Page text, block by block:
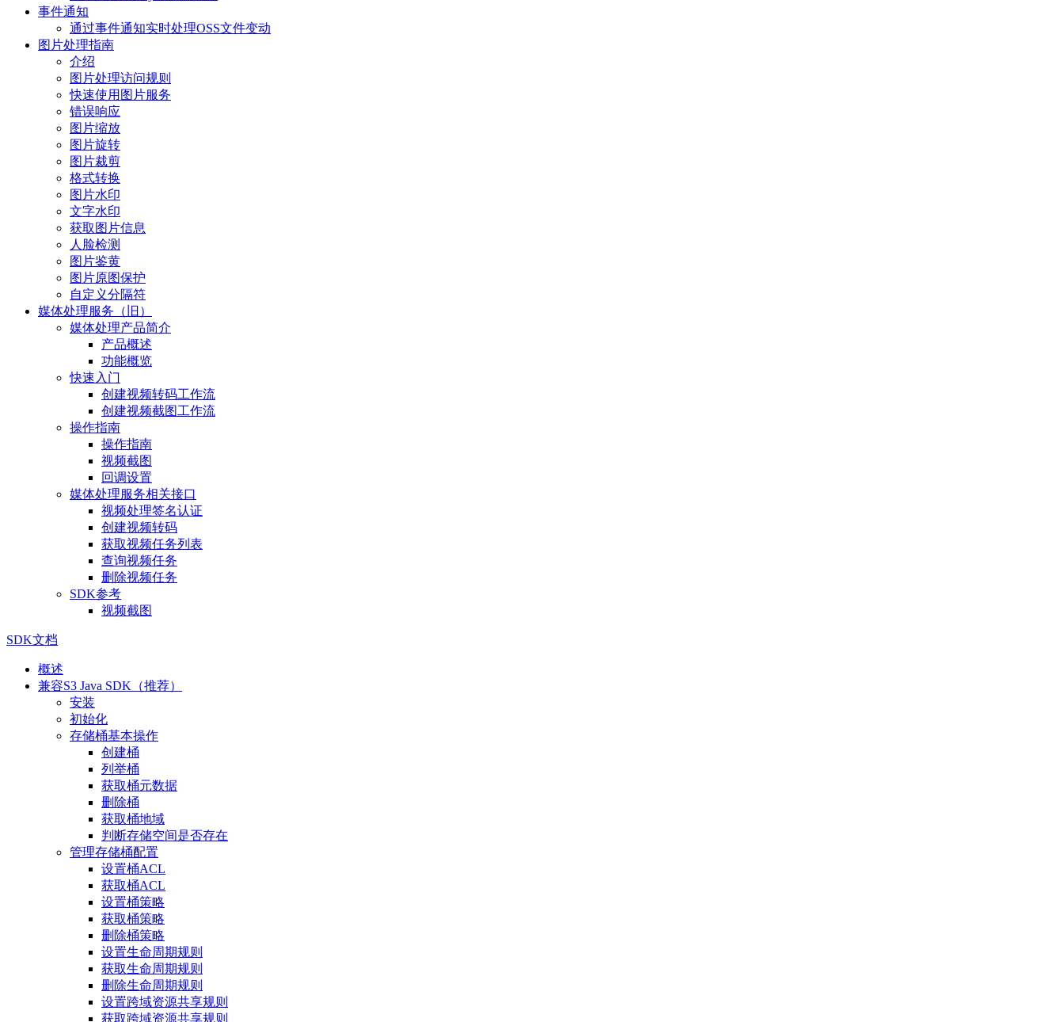
事件通知
通过事件通知实时处理OSS文件变动
图片处理指南
介绍
图片处理访问规则
快速使用图片服务
错误响应
图片缩放
图片旋转
图片裁剪
格式转换
图片水印
文字水印
获取图片信息
人脸检测
图片鉴黄
图片原图保护
自定义分隔符
媒体处理服务（旧）
媒体处理产品简介
产品概述
功能概览
快速入门
创建视频转码工作流
创建视频截图工作流
操作指南
操作指南
视频截图
回调设置
媒体处理服务相关接口
视频处理签名认证
创建视频转码
获取视频任务列表
查询视频任务
删除视频任务
SDK参考
视频截图
SDK文档
概述
兼容S3 Java SDK（推荐）
安装
初始化
存储桶基本操作
创建桶
列举桶
获取桶元数据
删除桶
获取桶地域
判断存储空间是否存在
管理存储桶配置
设置桶ACL
获取桶ACL
设置桶策略
获取桶策略
删除桶策略
设置生命周期规则
获取生命周期规则
删除生命周期规则
设置跨域资源共享规则
获取跨域资源共享规则